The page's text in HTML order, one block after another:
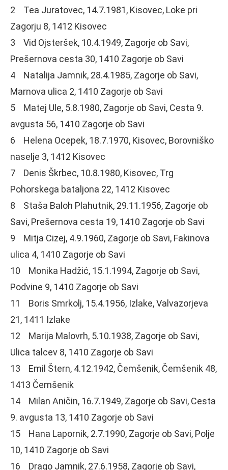
2 Tea Juratovec, 14.7.1981, Kisovec, Loke pri
Zagorju 8, 1412 Kisovec
3 Vid Ojsteršek, 10.4.1949, Zagorje ob Savi,
Prešernova cesta 30, 1410 Zagorje ob Savi
4 Natalija Jamnik, 28.4.1985, Zagorje ob Savi,
Marnova ulica 2, 1410 Zagorje ob Savi
5 Matej Ule, 5.8.1980, Zagorje ob Savi, Cesta 9.
avgusta 56, 1410 Zagorje ob Savi
6 Helena Ocepek, 18.7.1970, Kisovec, Borovniško
naselje 3, 1412 Kisovec
7 Denis Škrbec, 10.8.1980, Kisovec, Trg
Pohorskega bataljona 22, 1412 Kisovec
8 Staša Baloh Plahutnik, 29.11.1956, Zagorje ob
Savi, Prešernova cesta 19, 1410 Zagorje ob Savi
9 Mitja Cizej, 4.9.1960, Zagorje ob Savi, Fakinova
ulica 4, 1410 Zagorje ob Savi
10 Monika Hadžić, 15.1.1994, Zagorje ob Savi,
Podvine 9, 1410 Zagorje ob Savi
11 Boris Smrkolj, 15.4.1956, Izlake, Valvazorjeva
21, 1411 Izlake
12 Marija Malovrh, 5.10.1938, Zagorje ob Savi,
Ulica talcev 8, 1410 Zagorje ob Savi
13 Emil Štern, 4.12.1942, Čemšenik, Čemšenik 48,
1413 Čemšenik
14 Milan Aničin, 16.7.1949, Zagorje ob Savi, Cesta
9. avgusta 13, 1410 Zagorje ob Savi
15 Hana Lapornik, 2.7.1990, Zagorje ob Savi, Polje
10, 1410 Zagorje ob Savi
16 Drago Jamnik, 27.6.1958, Zagorje ob Savi,